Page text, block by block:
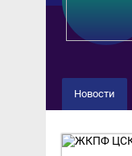
Новости